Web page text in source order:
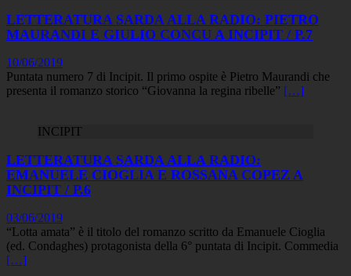
LETTERATURA SARDA ALLA RADIO: PIETRO
MAURANDI E GIULIO CONCU A INCIPIT / P.7
10/06/2019
Puntata numero 7 di Incipit. Il primo ospite è Pietro Maurandi che
presenta il romanzo storico “Giovanna la regina ribelle” […]
INCIPIT
LETTERATURA SARDA ALLA RADIO:
EMANUELE CIOGLIA E ROSSANA COPEZ A
INCIPIT / P.6
03/06/2019
“Lotta amata” è il titolo del romanzo scritto da Emanuele Cioglia
(ed. Condaghes) protagonista della 6° puntata di Incipit. Commedia
[…]